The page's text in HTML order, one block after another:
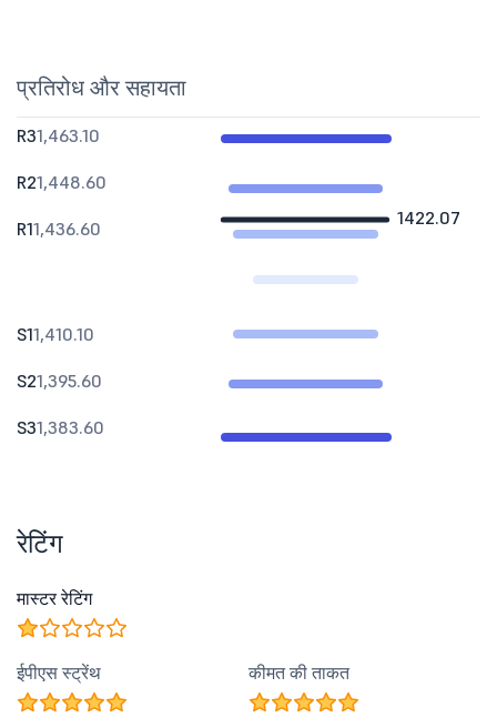
प्रतिरोध और सहायता
1422.07
R31,463.10
R21,448.60
R11,436.60
S11,410.10
S21,395.60
S31,383.60
रेटिंग
मास्टर रेटिंग
ईपीएस स्ट्रेंथ कीमत की ताकत